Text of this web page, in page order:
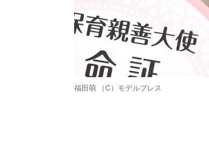
福田萌 （C）モデルプレス